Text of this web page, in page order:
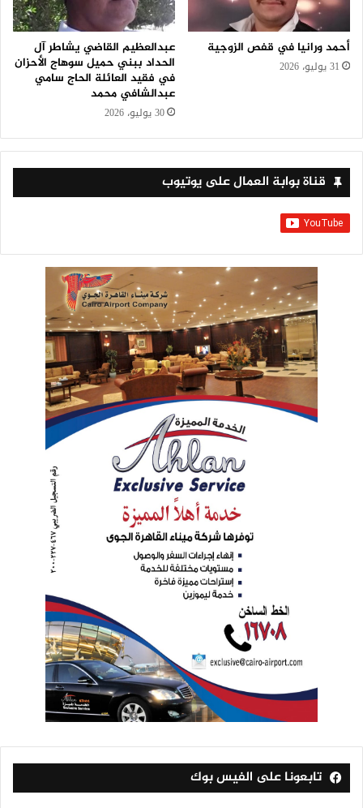
أحمد ورانيا في قفص الزوجية
31 يوليو، 2026
عبدالعظيم القاضي يشاطر آل
الحداد ببني حميل سوهاج الأحزان
في فقيد العائلة الحاج سامي
عبدالشافي محمد
30 يوليو، 2026
قناة بوابة العمال على يوتيوب
تابعونا على الفيس بوك